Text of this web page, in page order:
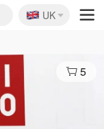
🇬🇧
UK
5